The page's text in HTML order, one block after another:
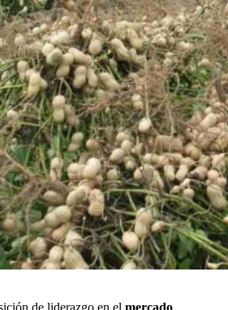
de liderazgo en el mercado